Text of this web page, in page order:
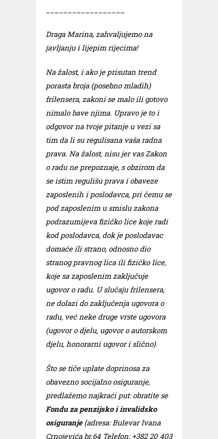
Draga Marina, zahvaljujemo na
javljanju i lijepim rijecima!
Na žalost, i ako je prisutan trend
porasta broja (posebno mladih)
frilensera, zakoni se malo ili gotovo
nimalo bave njima. Upravo je to i
odgovor na tvoje pitanje u vezi sa
tim da li su regulisana vaša radna
prava. Na žalost, nisu jer vas Zakon
o radu ne prepoznaje, s obzirom da
se istim regulišu prava i obaveze
zaposlenih i poslodavca, pri čemu se
pod zaposlenim u smislu zakona
podrazumijeva fizičko lice koje radi
kod poslodavca, dok je poslodavac
domaće ili strano, odnosno dio
stranog pravnog lica ili fizičko lice,
koje sa zaposlenim zaključuje
ugovor o radu. U slučaju frilensera,
ne dolazi do zaključenja ugovora o
radu, već neke druge vrste ugovora
(ugovor o djelu, ugovor o autorskom
djelu, honorarni ugovor i slično).
Što se tiče uplate doprinosa za
obavezno socijalno osiguranje,
predlažemo najkraći put: obratite se
Fondu za penzijsko i invalidsko
osiguranje(adresa: Bulevar Ivana
Crnojevića br.64 Telefon: +382 20 403